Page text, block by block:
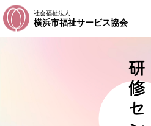
社会福祉法人
横浜市福祉サービス協会